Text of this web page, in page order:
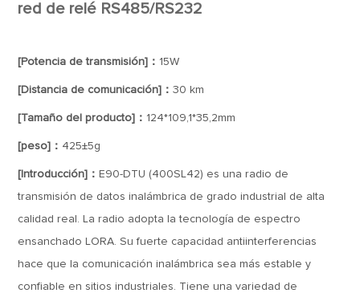
red de relé RS485/RS232
[Potencia de transmisión]： 15W
[Distancia de comunicación]：30 km
[Tamaño del producto]： 124*109,1*35,2mm
[peso]： 425±5g
[Introducción]： E90-DTU (400SL42) es una radio de
transmisión de datos inalámbrica de grado industrial de alta
calidad real. La radio adopta la tecnología de espectro
ensanchado LORA. Su fuerte capacidad antiinterferencias
hace que la comunicación inalámbrica sea más estable y
confiable en sitios industriales. Tiene una variedad de